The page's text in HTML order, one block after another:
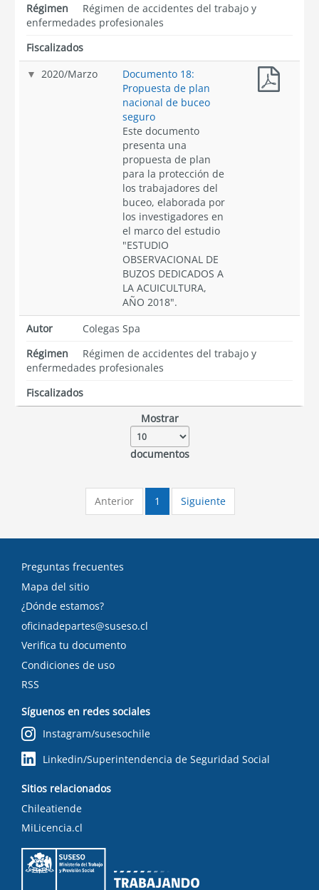
Régimen
Régimen de accidentes del trabajo y
enfermedades profesionales
Fiscalizados
2020/Marzo
Documento 18:
Propuesta de plan
nacional de buceo
seguro
Este documento
presenta una
propuesta de plan
para la protección de
los trabajadores del
buceo, elaborada por
los investigadores en
el marco del estudio
"ESTUDIO
OBSERVACIONAL DE
BUZOS DEDICADOS A
LA ACUICULTURA,
AÑO 2018".
Autor
Colegas Spa
Régimen
Régimen de accidentes del trabajo y
enfermedades profesionales
Fiscalizados
Mostrar
documentos
Anterior 1 Siguiente
Preguntas frecuentes
Mapa del sitio
¿Dónde estamos?
oficinadepartes@suseso.cl
Verifica tu documento
Condiciones de uso
RSS
Síguenos en redes sociales
Instagram/susesochile
Linkedin/Superintendencia de Seguridad Social
Sitios relacionados
Chileatiende
MiLicencia.cl